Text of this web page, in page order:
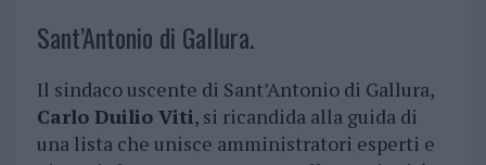
Sant’Antonio di Gallura.
Il sindaco uscente di Sant’Antonio di Gallura,
Carlo Duilio Viti, si ricandida alla guida di
una lista che unisce amministratori esperti e